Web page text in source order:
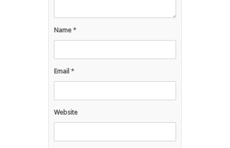
Name *
Email *
Website